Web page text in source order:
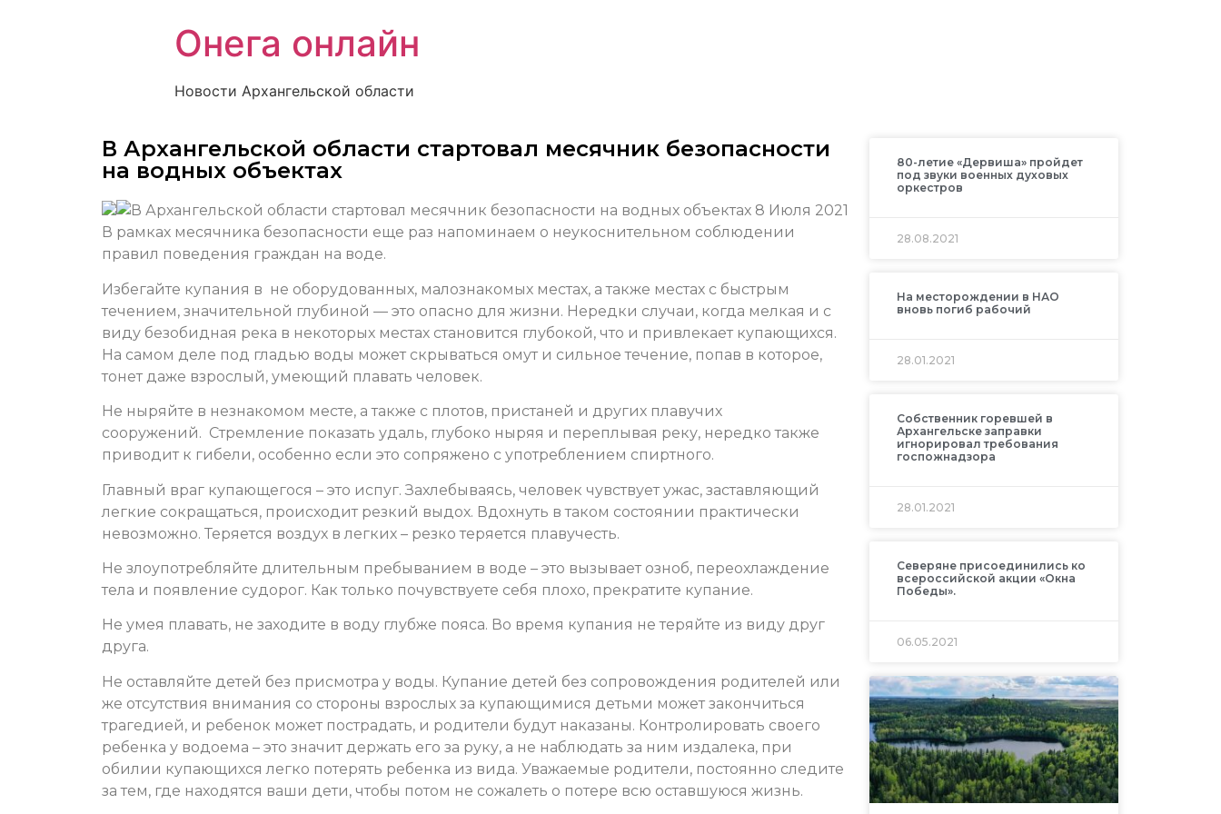
Онега онлайн
Новости Архангельской области
В Архангельской области стартовал месячник безопасности
на водных объектах
8 Июля 2021
В рамках месячника безопасности еще раз напоминаем о неукоснительном соблюдении
правил поведения граждан на воде.
Избегайте купания в не оборудованных, малознакомых местах, а также местах с быстрым
течением, значительной глубиной — это опасно для жизни. Нередки случаи, когда мелкая и с
виду безобидная река в некоторых местах становится глубокой, что и привлекает купающихся.
На самом деле под гладью воды может скрываться омут и сильное течение, попав в которое,
тонет даже взрослый, умеющий плавать человек.
Не ныряйте в незнакомом месте, а также с плотов, пристаней и других плавучих
сооружений. Стремление показать удаль, глубоко ныряя и переплывая реку, нередко также
приводит к гибели, особенно если это сопряжено с употреблением спиртного.
Главный враг купающегося – это испуг. Захлебываясь, человек чувствует ужас, заставляющий
легкие сокращаться, происходит резкий выдох. Вдохнуть в таком состоянии практически
невозможно. Теряется воздух в легких – резко теряется плавучесть.
Не злоупотребляйте длительным пребыванием в воде – это вызывает озноб, переохлаждение
тела и появление судорог. Как только почувствуете себя плохо, прекратите купание.
Не умея плавать, не заходите в воду глубже пояса. Во время купания не теряйте из виду друг
друга.
Не оставляйте детей без присмотра у воды. Купание детей без сопровождения родителей или
же отсутствия внимания со стороны взрослых за купающимися детьми может закончиться
трагедией, и ребенок может пострадать, и родители будут наказаны. Контролировать своего
ребенка у водоема – это значит держать его за руку, а не наблюдать за ним издалека, при
обилии купающихся легко потерять ребенка из вида. Уважаемые родители, постоянно следите
за тем, где находятся ваши дети, чтобы потом не сожалеть о потере всю оставшуюся жизнь.
80-летие «Дервиша» пройдет
под звуки военных духовых
оркестров
28.08.2021
На месторождении в НАО
вновь погиб рабочий
28.01.2021
Собственник горевшей в
Архангельске заправки
игнорировал требования
госпожнадзора
28.01.2021
Северяне присоединились ко
всероссийской акции «Окна
Победы».
06.05.2021